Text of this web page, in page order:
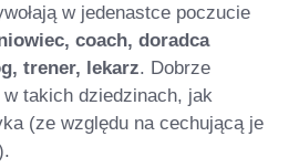
w jedenastce poczucie
coach, doradca
trener, lekarz. Dobrze
takich dziedzinach, jak
(ze względu na cechującą je